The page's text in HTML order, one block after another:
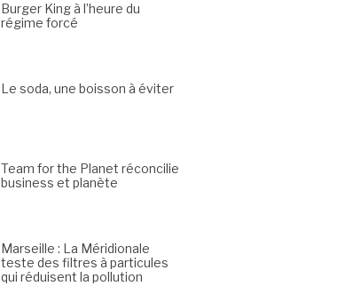
Burger King à l’heure du
régime forcé
Le soda, une boisson à éviter
Team for the Planet réconcilie
business et planète
Marseille : La Méridionale
teste des filtres à particules
qui réduisent la pollution